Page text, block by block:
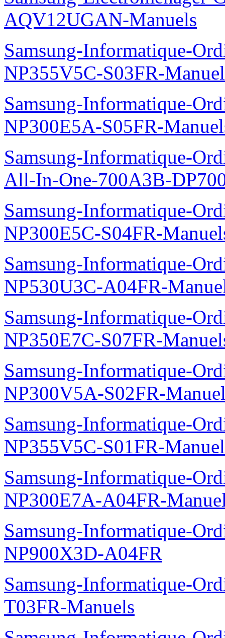
AQV12UGAN-Manuels
Samsung-Informatique-
NP355V5C-S03FR-
Samsung-Informatique-
NP300E5A-S05FR-
Samsung-Informatique-
All-In-One-700A3B-
Samsung-Informatique-
NP300E5C-S04FR-
Samsung-Informatique-
NP530U3C-A04FR-
Samsung-Informatique-
NP350E7C-S07FR-
Samsung-Informatique-
NP300V5A-S02FR-
Samsung-Informatique-
NP355V5C-S01FR-
Samsung-Informatique-
NP300E7A-A04FR-
Samsung-Informatique-
NP900X3D-A04FR
Samsung-Informatique-
T03FR-Manuels